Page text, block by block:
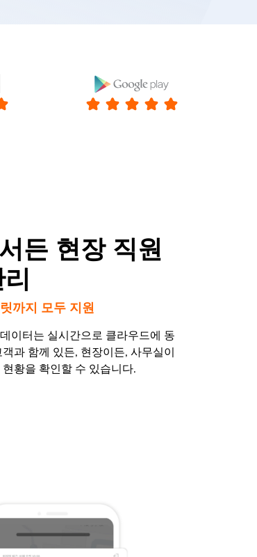
든 현장 직원
까지 모두 지원
이터는 실시간으로 클라우드에 동
과 함께 있든, 현장이든, 사무실이
황을 확인할 수 있습니다.